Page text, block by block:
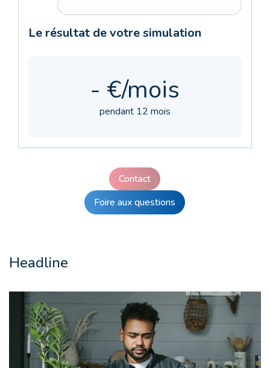
Le résultat de votre simulation
- €/mois
pendant 12 mois
Contact
Foire aux questions
Headline